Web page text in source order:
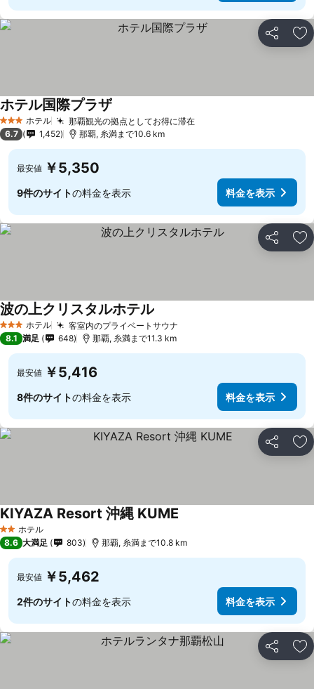
シェア お
3 ホテルのランク
ホテル 那覇観光の拠点としてお得に滞在
ホテル国際プラザ
6.7 1,452 那覇, 糸満まで10.6 km
最安値 ￥5,350
9件のサイトの料金を表示 料金を表示
シェア お
3 ホテルのランク
ホテル 客室内のプライベートサウナ
波の上クリスタルホテル
8.1 満足 648 那覇, 糸満まで11.3 km
最安値 ￥5,416
8件のサイトの料金を表示 料金を表示
シェア お
2 ホテルのランク
ホテル
KIYAZA Resort 沖縄 KUME
8.6 大満足 803 那覇, 糸満まで10.8 km
最安値 ￥5,462
2件のサイトの料金を表示 料金を表示
シェア お